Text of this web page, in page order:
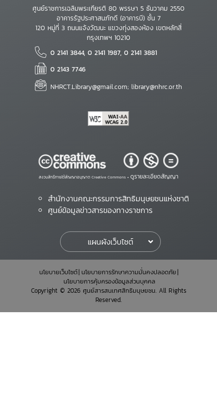
ศูนย์ราชการเฉลิมพระเกียรติ 80 พรรษา 5 ธันวาคม 2550
อาคารรัฐประศาสนภักดี (อาคารบี) ชั้น 7
120 หมู่ที่ 3 ถนนแจ้งวัฒนะ แขวงทุ่งสองห้อง เขตหลักสี่
กรุงเทพฯ 10210
0 2141 3844, 0 2141 1987, 0 2141 3881
0 2143 7746
NHRCT.Library@gmail.com; library@nhrc.or.th
สงวนสิทธิ์ภายใต้สัญญาอนุญาต Creative Commons • ดูรายละเอียดสัญญา
สำนักงานคณะกรรมการสิทธิมนุษยชนแห่งชาติ
ศูนย์ข้อมูลข่าวสารของทางราชการ
แผนผังเว็บไซต์
นโยบายเว็บไซต์ นโยบายการรักษาความมั่นคงปลอดภัย
นโยบายการคุ้มครองข้อมูลส่วนบุคคล
Copyright © 2026 ศูนย์สารสนเทศสิทธิมนุษยชน. All Rights
Reserved.